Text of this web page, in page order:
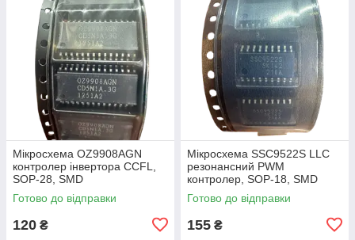
Мікросхема OZ9908AGN
контролер інвертора CCFL,
SOP-28, SMD
Готово до відправки
120 ₴
Мікросхема SSC9522S LLC
резонансний PWM
контролер, SOP-18, SMD
Готово до відправки
155 ₴